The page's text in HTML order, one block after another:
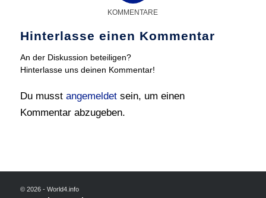
KOMMENTARE
Hinterlasse einen Kommentar
An der Diskussion beteiligen?
Hinterlasse uns deinen Kommentar!
Du musst angemeldetsein, um einen
Kommentar abzugeben.
© 2026 - World4.info